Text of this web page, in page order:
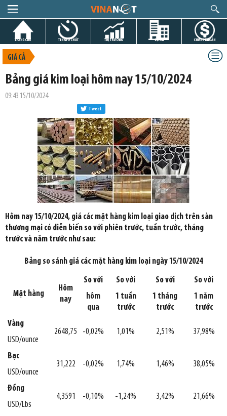
TRANG CHỦ TIN GIỜ CHÓT THỊ TRƯỜNG DỰ ÁN CHỨNG KHOÁN
GIÁ CẢ
Bảng giá kim loại hôm nay 15/10/2024
09:43 15/10/2024
Tweet
Hôm nay 15/10/2024, giá các mặt hàng kim loại giao dịch trên sàn
thương mại có diễn biến so với phiên trước, tuần trước, tháng
trước và năm trước như sau:
Bảng so sánh giá các mặt hàng kim loại ngày 15/10/2024
Mặt hàng
Hôm
nay
So với
hôm
qua
So với
1 tuần
trước
So với
1 tháng
trước
So với
1 năm
trước
Vàng
USD/ounce
2648,75 -0,02% 1,01% 2,51% 37,98%
Bạc
USD/ounce
31,222 -0,02% 1,74% 1,46% 38,05%
Đồng
USD/Lbs
4,3591 -0,10% -1,24% 3,42% 21,66%